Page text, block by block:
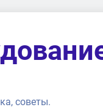
советы.